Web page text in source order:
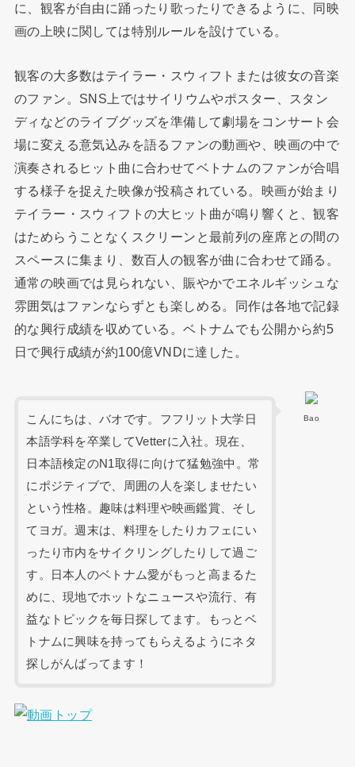
に、観客が自由に踊ったり歌ったりできるように、同映
画の上映に関しては特別ルールを設けている。
観客の大多数はテイラー・スウィフトまたは彼女の音楽
のファン。SNS上ではサイリウムやポスター、スタン
ディなどのライブグッズを準備して劇場をコンサート会
場に変える意気込みを語るファンの動画や、映画の中で
演奏されるヒット曲に合わせてベトナムのファンが合唱
する様子を捉えた映像が投稿されている。映画が始まり
テイラー・スウィフトの大ヒット曲が鳴り響くと、観客
はためらうことなくスクリーンと最前列の座席との間の
スペースに集まり、数百人の観客が曲に合わせて踊る。
通常の映画では見られない、賑やかでエネルギッシュな
雰囲気はファンならずとも楽しめる。同作は各地で記録
的な興行成績を収めている。ベトナムでも公開から約5
日で興行成績が約100億VNDに達した。
Bao
こんにちは、バオです。フフリット大学日
本語学科を卒業してVetterに入社。現在、
日本語検定のN1取得に向けて猛勉強中。常
にポジティブで、周囲の人を楽しませたい
という性格。趣味は料理や映画鑑賞、そし
てヨガ。週末は、料理をしたりカフェにい
ったり市内をサイクリングしたりして過ご
す。日本人のベトナム愛がもっと高まるた
めに、現地でホットなニュースや流行、有
益なトピックを毎日探してます。もっとベ
トナムに興味を持ってもらえるようにネタ
探しがんばってます！